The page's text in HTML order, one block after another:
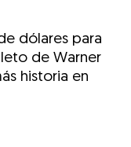
dólares para
de Warner
historia en
Facebook
Twitter
mediante LinkedIn
actual mediante